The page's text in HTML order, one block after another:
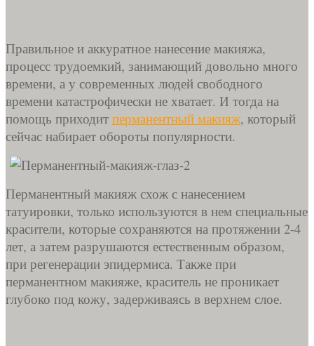
Правильное и аккуратное нанесение макияжа,
процесс трудоемкий, занимающий довольно много
времени, а у современных людей свободного
времени катастрофически не хватает. И тогда на
помощь приходит перманентный макияж, который
сейчас набирает обороты популярности.
Перманентный макияж схож с нанесением
татуировки, только используются в нем специальные
красители, которые сохраняются на протяжении 2-4
лет, а затем разрушаются естественным образом,
при регенерации эпидермиса. Также при
перманентном макияже, краситель не проникает
глубоко под кожу, задерживаясь в верхнем слое.